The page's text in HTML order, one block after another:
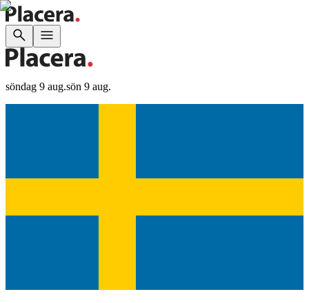
söndag 9 aug.sön 9 aug.